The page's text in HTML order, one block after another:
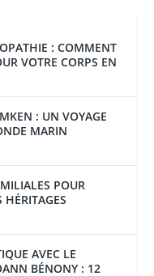
: COMMENT
VOTRE CORPS EN
: UN VOYAGE
MARIN
POUR
HÉRITAGES
AVEC LE
BÉNONY : 12